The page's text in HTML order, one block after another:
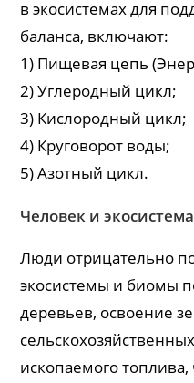
в экосистемах для
баланса, включают:
1) Пищевая цепь
2) Углеродный цикл;
3) Кислородный цикл;
4) Круговорот воды;
5) Азотный цикл.
Человек и
Люди отрицательно
экосистемы и биомы
деревьев, освоение
ископаемого